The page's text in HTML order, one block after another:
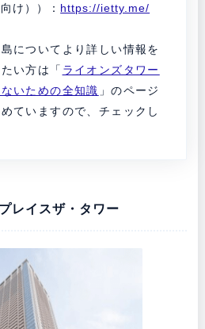
け））： https://ietty.me/
についてより詳しい情報を
い方は「 ライオンズタワー
いための全知識 」のページ
ていますので、チェックし
レイスザ・タワー